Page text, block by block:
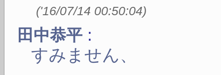
('16/07/14 00:50:04)
田中恭平 :
すみません、